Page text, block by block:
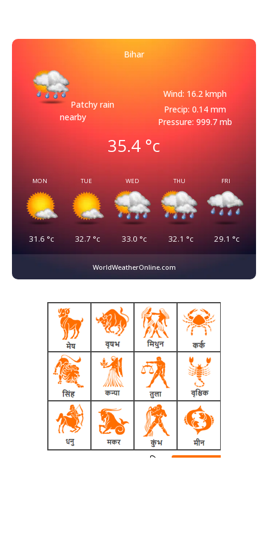
Bihar
Patchy rain
nearby
Wind: 16.2 kmph
Precip: 0.14 mm
Pressure: 999.7 mb
35.4 °c
MON
31.6 °c
TUE
32.7 °c
WED
33.0 °c
THU
32.1 °c
FRI
29.1 °c
WorldWeatherOnline.com